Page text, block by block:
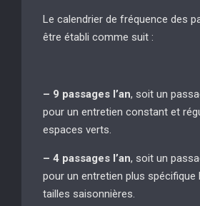
Le calendrier de fréquence des
être établi comme suit :
– 9 passages l’an, soit un
pour un entretien constant et
espaces verts.
– 4 passages l’an, soit un
pour un entretien plus spécifique
tailles saisonnières.